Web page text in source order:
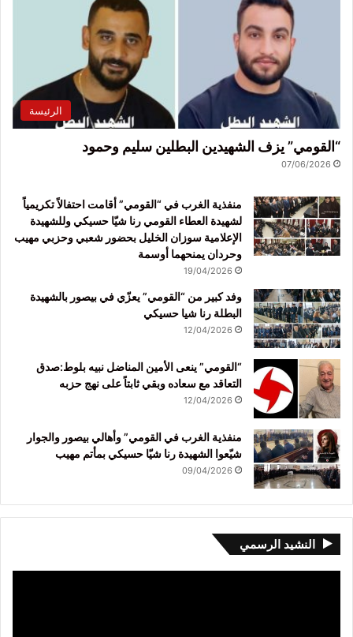
الرئيسة
“القومي” يزف الشهيدين البطلين سليم وحمود
07/06/2026
منفذية الغرب في “القومي” أقامت احتفالاً تكريمياً
لشهيدة العطاء القومي رنا شيّا حسيكي وللشهيدة
الإعلامية سوزان الخليل بحضور شعبي وحزبي مهيب
وحردان يمنحهما أوسمة
19/04/2026
وفد كبير من “القومي” يعزّي في بيصور بالشهيدة
البطلة رنا شيا حسيكي
12/04/2026
“القومي” ينعى الأمين المناضل نبيه بلوط:صدق
التعاقد مع سعاده وبقي ثابتاً على نهج حزبه
12/04/2026
منفذية الغرب في القومي” وأهالي بيصور والجوار
شيّعوا الشهيدة رنا شيّا حسيكي بمأتم مهيب
09/04/2026
النشيد الرسمي